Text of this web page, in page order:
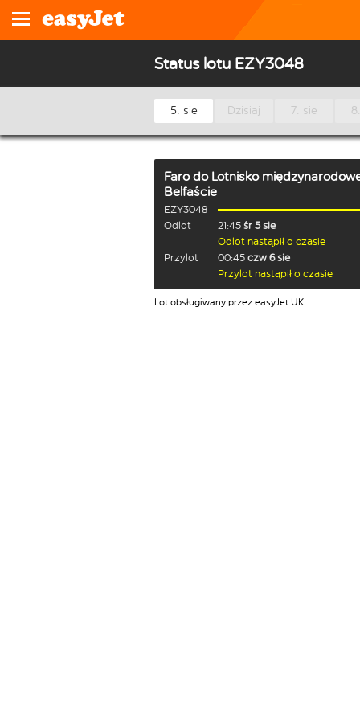
Status lotu EZY3048
5. sie Dzisiaj 7. sie
Farodo Lotnisko
Belfaście
EZY3048
Odlot
21:45 śr 5 sie
Odlot nastąpił o czasie
Przylot
00:45 czw 6 sie
Przylot nastąpił o czasie
Lot obsługiwany przez easyJet UK